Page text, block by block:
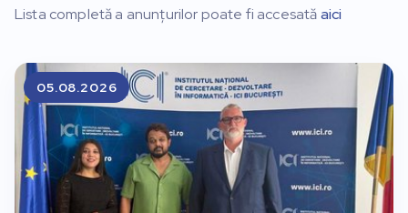
Lista completă a anunțurilor poate fi accesatăaici
05.08.2026